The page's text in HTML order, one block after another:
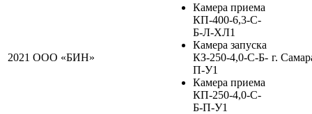
2021 ООО «БИН»
Камера приема
КП-400-6,3-С-
Б-Л-ХЛ1
Камера запуска
КЗ-250-4,0-С-Б-
П-У1
Камера приема
КП-250-4,0-С-
Б-П-У1
г.